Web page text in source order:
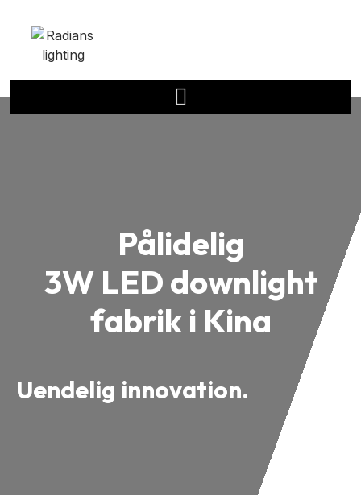
Pålidelig
3W LED downlight
fabrik i Kina
Uendelig innovation.